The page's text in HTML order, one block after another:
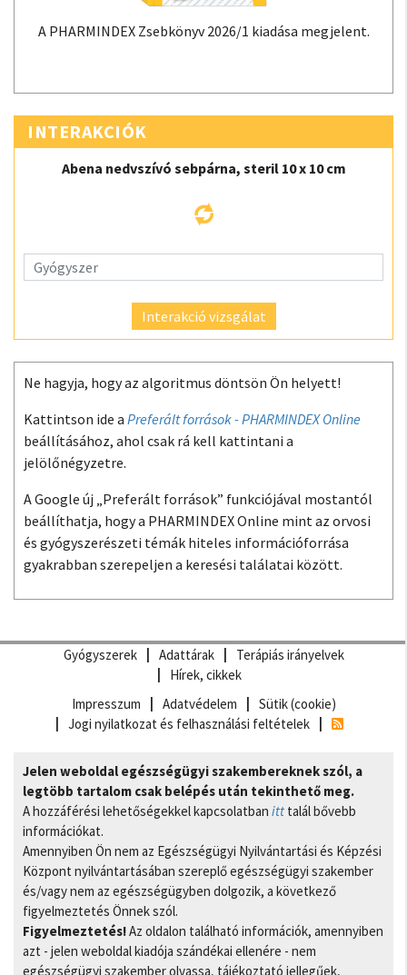
A PHARMINDEX Zsebkönyv 2026/1 kiadása megjelent.
INTERAKCIÓK
Abena nedvszívó sebpárna, steril 10 x 10 cm
Interakció vizsgálat
Ne hagyja, hogy az algoritmus döntsön Ön helyett!
Kattintson ide a Preferált források - PHARMINDEX Online
beállításához, ahol csak rá kell kattintani a
jelölőnégyzetre.
A Google új „Preferált források” funkciójával mostantól
beállíthatja, hogy a PHARMINDEX Online mint az orvosi
és gyógyszerészeti témák hiteles információforrása
gyakrabban szerepeljen a keresési találatai között.
Gyógyszerek Adattárak
Terápiás irányelvek
Hírek, cikkek
Impresszum
Adatvédelem
Sütik (cookie)
Jogi nyilatkozat és felhasználási feltételek
Jelen weboldal egészségügyi szakembereknek szól, a
legtöbb tartalom csak belépés után tekinthető meg.
A hozzáférési lehetőségekkel kapcsolatban itt talál bővebb
információkat.
Amennyiben Ön nem az Egészségügyi Nyilvántartási és Képzési
Központ nyilvántartásában szereplő egészségügyi szakember
és/vagy nem az egészségügyben dolgozik, a következő
figyelmeztetés Önnek szól.
Figyelmeztetés!Az oldalon található információk, amennyiben
azt - jelen weboldal kiadója szándékai ellenére - nem
egészségügyi szakember olvassa, tájékoztató jellegűek,